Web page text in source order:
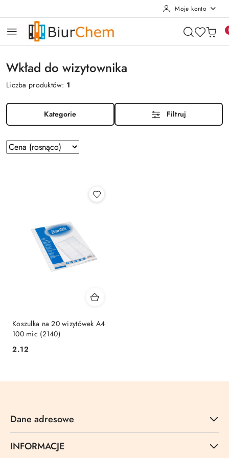
Moje konto
Wkład do wizytownika
Liczba produktów: 1
Kategorie Filtruj
Zastosowano
sortowanie:
Sortuj
według
Koszulka na 20 wizytówek A4
100 mic (2140)
Cena:
2.12
Dane adresowe
INFORMACJE